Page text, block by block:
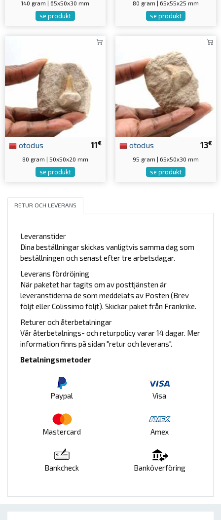
140 gram | 65x50x30 mm
se produkt
80 gram | 65x55x25 mm
se produkt
11€
otodus
80 gram | 50x50x20 mm
se produkt
13€
otodus
95 gram | 65x50x30 mm
se produkt
RETUR OCH LEVERANS
Leveranstider
Dina beställningar skickas vanligtvis samma dag som
beställningen och senast efter tre arbetsdagar.
Leverans fördröjning
När paketet har tagits om av posttjänsten är
leveranstiderna de som meddelats av Posten (Brev
följt eller Colissimo följt). Skickar paket från Frankrike.
Returer och återbetalningar
Vår återbetalnings- och returpolicy varar 14 dagar. Mer
information finns på sidan "retur och leverans".
Betalningsmetoder
Paypal Visa
Mastercard Amex
Bankcheck Banköverföring